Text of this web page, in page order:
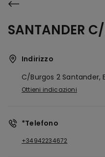
SANTANDER
Indirizzo
C/burgos 2 Santander,
Ottieni indicazioni
*Telefono
+34942234672